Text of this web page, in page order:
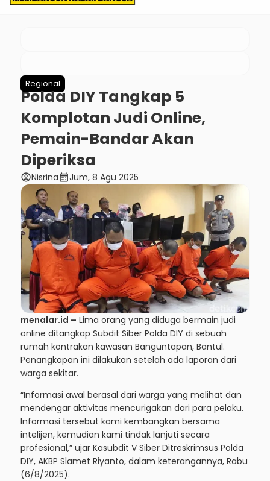
Regional
Polda DIY Tangkap 5
Komplotan Judi Online,
Pemain-Bandar Akan
Diperiksa
account_circleNisrinacalendar_monthJum, 8 Agu 2025
menalar.id – Lima orang yang diduga bermain judi
online ditangkap Subdit Siber Polda DIY di sebuah
rumah kontrakan kawasan Banguntapan, Bantul.
Penangkapan ini dilakukan setelah ada laporan dari
warga sekitar.
“Informasi awal berasal dari warga yang melihat dan
mendengar aktivitas mencurigakan dari para pelaku.
Informasi tersebut kami kembangkan bersama
intelijen, kemudian kami tindak lanjuti secara
profesional,” ujar Kasubdit V Siber Ditreskrimsus Polda
DIY, AKBP Slamet Riyanto, dalam keterangannya, Rabu
(6/8/2025).